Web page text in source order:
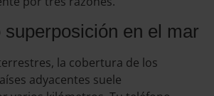
superposición en el mar
la cobertura de los
adyacentes suele